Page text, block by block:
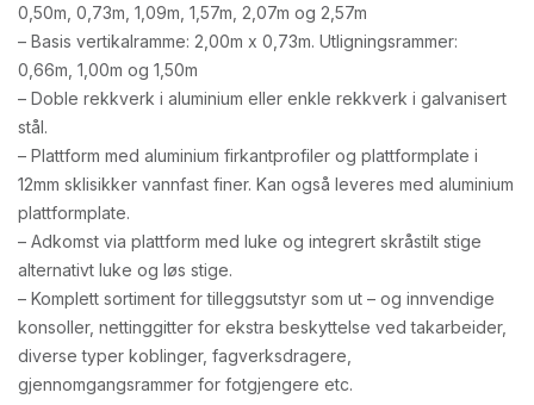
0,50m, 0,73m, 1,09m, 1,57m, 2,07m og 2,57m
– Basis vertikalramme: 2,00m x 0,73m. Utligningsrammer:
0,66m, 1,00m og 1,50m
– Doble rekkverk i aluminium eller enkle rekkverk i galvanisert
stål.
– Plattform med aluminium firkantprofiler og plattformplate i
12mm sklisikker vannfast finer. Kan også leveres med aluminium
plattformplate.
– Adkomst via plattform med luke og integrert skråstilt stige
alternativt luke og løs stige.
– Komplett sortiment for tilleggsutstyr som ut – og innvendige
konsoller, nettinggitter for ekstra beskyttelse ved takarbeider,
diverse typer koblinger, fagverksdragere,
gjennomgangsrammer for fotgjengere etc.